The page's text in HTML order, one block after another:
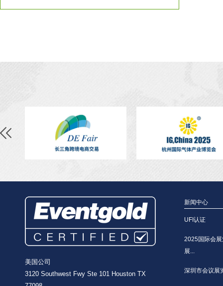
美国公司
3120 Southwest Fwy Ste 101 Houston TX
新闻中心
UFI认证
2025国际会
展...
深圳市会议展